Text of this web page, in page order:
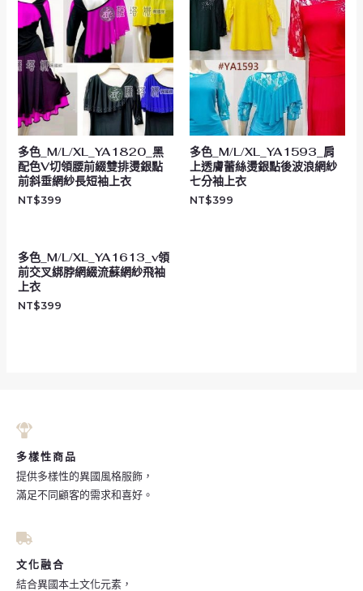
多色_M/L/XL_YA1820_黑
配色V切領腰前綴雙排燙銀點
前斜垂網紗長短袖上衣
NT$399
多色_M/L/XL_YA1593_肩
上透膚蕾絲燙銀點後波浪網紗
七分袖上衣
NT$399
多色_M/L/XL_YA1613_v領
前交叉綁脖網綴流蘇網紗飛袖
上衣
NT$399
多樣性商品
提供多樣性的異國風格服飾，
滿足不同顧客的需求和喜好。
文化融合
結合異國本土文化元素，